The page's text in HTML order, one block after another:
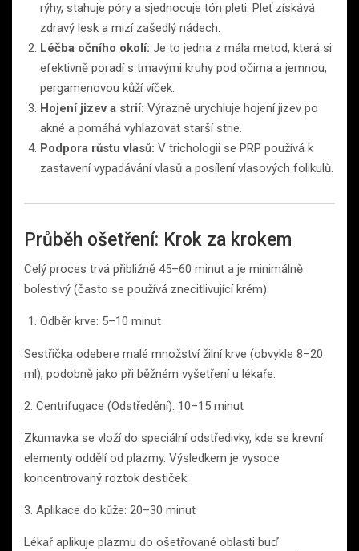
rýhy, stahuje póry a sjednocuje tón pleti. Pleť získává
zdravý lesk a mizí zašedlý nádech.
Léčba očního okolí: Je to jedna z mála metod, která si
efektivně poradí s tmavými kruhy pod očima a jemnou,
pergamenovou kůží víček.
Hojení jizev a strií: Výrazně urychluje hojení jizev po
akné a pomáhá vyhlazovat starší strie.
Podpora růstu vlasů: V trichologii se PRP používá k
zastavení vypadávání vlasů a posílení vlasových folikulů.
Průběh ošetření: Krok za krokem
Celý proces trvá přibližně 45–60 minut a je minimálně
bolestivý (často se používá znecitlivující krém).
Odběr krve: 5–10 minut
Sestřička odebere malé množství žilní krve (obvykle 8–20
ml), podobně jako při běžném vyšetření u lékaře.
2. Centrifugace (Odstředění): 10–15 minut
Zkumavka se vloží do speciální odstředivky, kde se krevní
elementy oddělí od plazmy. Výsledkem je vysoce
koncentrovaný roztok destiček.
3. Aplikace do kůže: 20–30 minut
Lékař aplikuje plazmu do ošetřované oblasti buď